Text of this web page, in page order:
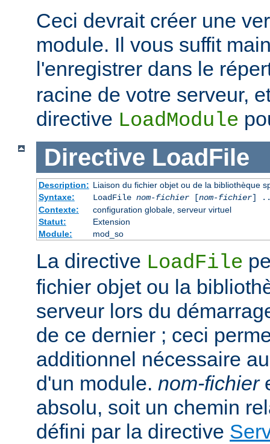
Ceci devrait créer une
module. Il vous suffit
l'enregistrer dans le
racine de votre serveur,
directive LoadModule
Directive LoadFile
Description: Liaison du fichier objet ou de la bibliothèque
Syntaxe:
LoadFile nom-fichier[nom-fichier]
Contexte:
configuration globale, serveur virtuel
Statut:
Extension
Module:
mod_so
La directive LoadFile
fichier objet ou la
serveur lors du
de ce dernier ; ceci
additionnel nécessaire
d'un module. nom-fichier
absolu, soit un chemin
défini par la directive